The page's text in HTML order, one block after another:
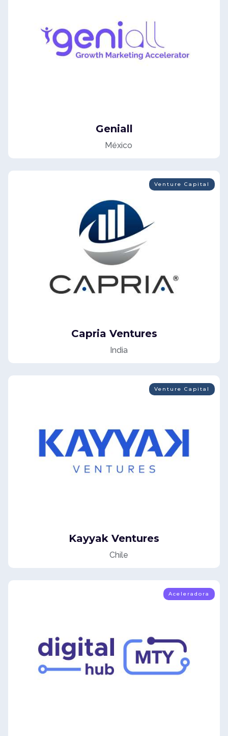
Geniall
México
Venture Capital
Capria Ventures
India
Venture Capital
Kayyak Ventures
Chile
Aceleradora